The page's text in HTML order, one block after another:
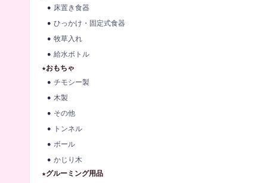
床置き食器
ひっかけ・固定式食器
牧草入れ
給水ボトル
★おもちゃ
チモシー製
木製
その他
トンネル
ボール
かじり木
★グルーミング用品